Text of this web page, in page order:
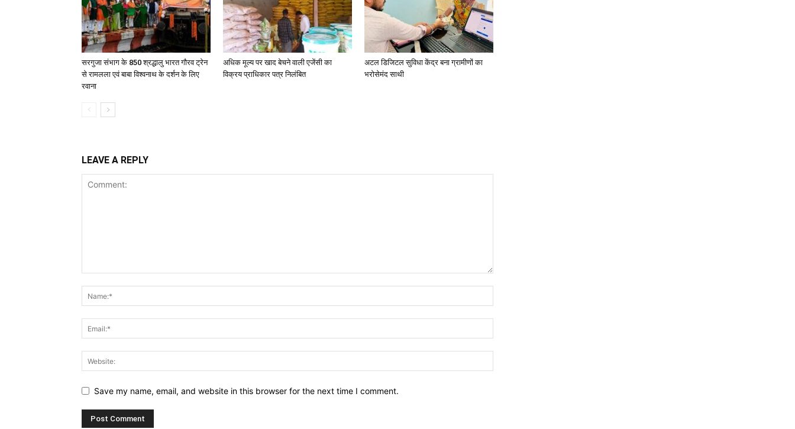
सरगुजा संभाग के 850 श्रद्धालु भारत गौरव ट्रेन
से रामलला एवं बाबा विश्वनाथ के दर्शन के लिए
रवाना
अधिक मूल्य पर खाद बेचने वाली एजेंसी का
विक्रय प्राधिकार पत्र निलंबित
अटल डिजिटल सुविधा केंद्र बना ग्रामीणों का
भरोसेमंद साथी
LEAVE A REPLY
Save my name, email, and website in this browser for the next time I comment.